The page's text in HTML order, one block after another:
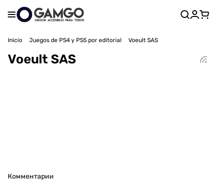
Inicio Juegos de PS4 y PS5 por editorial Voeult SAS
Voeult SAS
Комментарии